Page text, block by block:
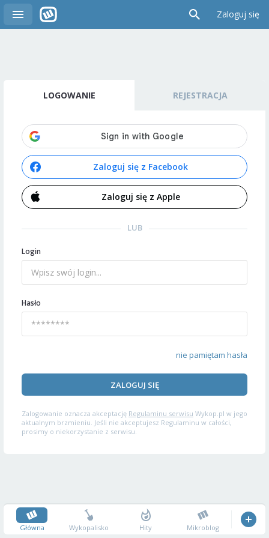
Zaloguj się
LOGOWANIE REJESTRACJA
Zaloguj się z Facebook
Zaloguj się z Apple
LUB
Login
Hasło
nie pamiętam hasła
ZALOGUJ SIĘ
Zalogowanie oznacza akceptację Regulaminu serwisu Wykop.pl w jego
aktualnym brzmieniu. Jeśli nie akceptujesz Regulaminu w całości,
prosimy o niekorzystanie z serwisu.
Główna Wykopalisko Hity Mikroblog